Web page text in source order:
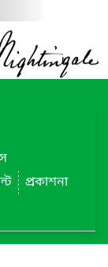
প্রকাশনা